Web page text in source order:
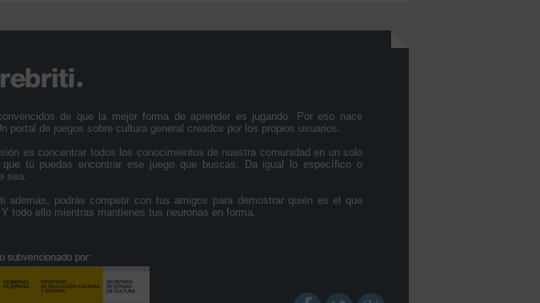
de que la mejor forma de aprender es jugando. Por eso nace
portal de juegos sobre cultura general creados por los propios usuarios.
es concentrar todos los conocimientos de nuestra comunidad en un solo
que tú puedas encontrar ese juego que buscas. Da igual lo específico o
sea.
además, podrás competir con tus amigos para demostrar quién es el que
todo ello mientras mantienes tus neuronas en forma.